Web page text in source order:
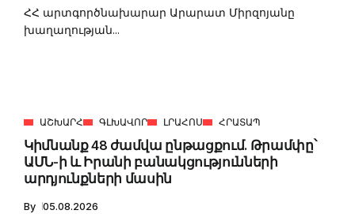
ՀՀ արտգործնախարար Արարատ Միրզոյանը
խաղաղության...
ԱՇԽԱՐՀ ԳԼԽԱՎՈՐ ԼՐԱՀՈՍ ՀՐԱՏԱՊ
Կիմնանք 48 ժամվա ընթացքում. Թրամփը՝
ԱՄՆ-ի և Իրանի բանակցությունների
արդյունքների մասին
By 05.08.2026